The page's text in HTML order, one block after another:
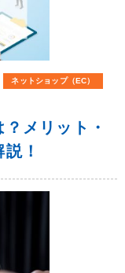
ネットショップ（EC）
メリット・
！